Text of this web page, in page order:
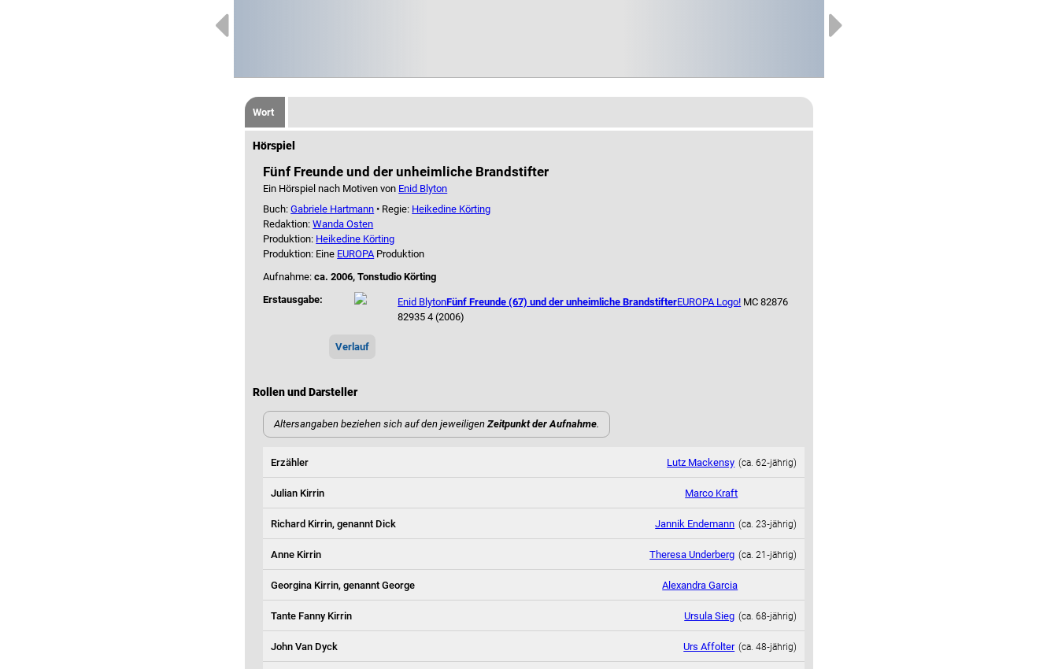
Wort
Hörspiel
Fünf Freunde und der unheimliche Brandstifter
Ein Hörspiel nach Motiven von Enid Blyton
Buch:Gabriele Hartmann • Regie: Heikedine Körting
Redaktion:Wanda Osten
Produktion: Heikedine Körting
Produktion: Eine EUROPA Produktion
Aufnahme:ca. 2006, Tonstudio Körting
Erstausgabe:
Enid BlytonFünf Freunde (67) und der unheimliche BrandstifterEUROPA Logo! MC 82876
82935 4 (2006)
Verlauf
Rollen und Darsteller
Altersangaben beziehen sich auf den jeweiligenZeitpunkt der Aufnahme.
Erzähler Lutz Mackensy (ca. 62‑jährig)
Julian Kirrin Marco Kraft
Richard Kirrin, genannt Dick Jannik Endemann (ca. 23‑jährig)
Anne Kirrin Theresa Underberg (ca. 21‑jährig)
Georgina Kirrin, genannt George Alexandra Garcia
Tante Fanny Kirrin Ursula Sieg (ca. 68‑jährig)
John Van Dyck Urs Affolter (ca. 48‑jährig)